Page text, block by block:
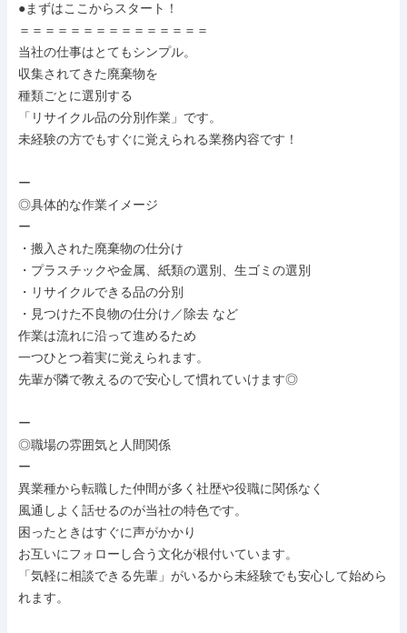
●まずはここからスタート！
＝＝＝＝＝＝＝＝＝＝＝＝＝＝＝
当社の仕事はとてもシンプル。
収集されてきた廃棄物を
種類ごとに選別する
「リサイクル品の分別作業」です。
未経験の方でもすぐに覚えられる業務内容です！
ー
◎具体的な作業イメージ
ー
・搬入された廃棄物の仕分け
・プラスチックや金属、紙類の選別、生ゴミの選別
・リサイクルできる品の分別
・見つけた不良物の仕分け／除去 など
作業は流れに沿って進めるため
一つひとつ着実に覚えられます。
先輩が隣で教えるので安心して慣れていけます◎
ー
◎職場の雰囲気と人間関係
ー
異業種から転職した仲間が多く社歴や役職に関係なく
風通しよく話せるのが当社の特色です。
困ったときはすぐに声がかかり
お互いにフォローし合う文化が根付いています。
「気軽に相談できる先輩」がいるから未経験でも安心して始めら
れます。